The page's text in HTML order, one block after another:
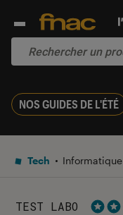
NOS GUIDES DE L'ÉTÉ
Tech Informatique
TEST LABO